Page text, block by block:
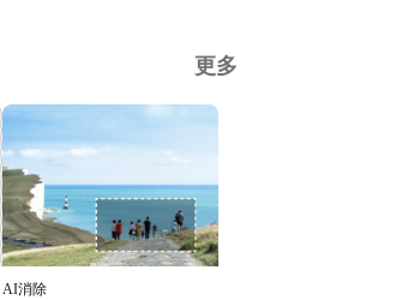
更多
AI消除